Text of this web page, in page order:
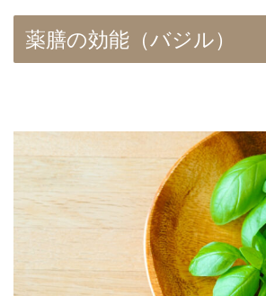
薬膳の効能（バジル）